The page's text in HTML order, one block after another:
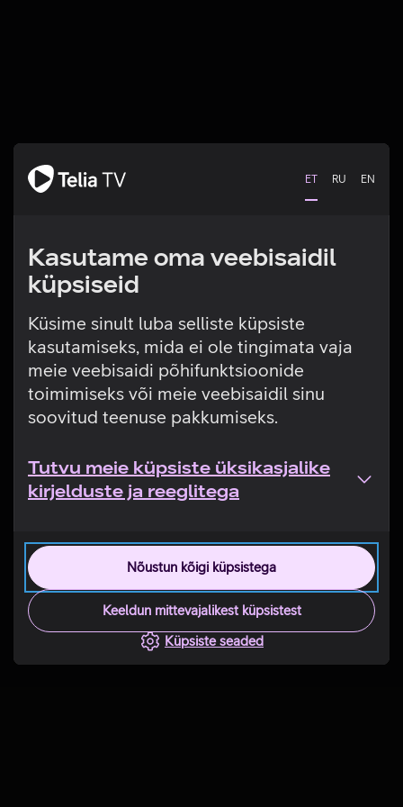
ET RU EN
Kasutame oma veebisaidil
küpsiseid
Küsime sinult luba selliste küpsiste
kasutamiseks, mida ei ole tingimata vaja
meie veebisaidi põhifunktsioonide
toimimiseks või meie veebisaidil sinu
soovitud teenuse pakkumiseks.
Tutvu meie küpsiste üksikasjalike
kirjelduste ja reeglitega
Nõustun kõigi küpsistega
Keeldun mittevajalikest küpsistest
Küpsiste seaded
Tehniline viga